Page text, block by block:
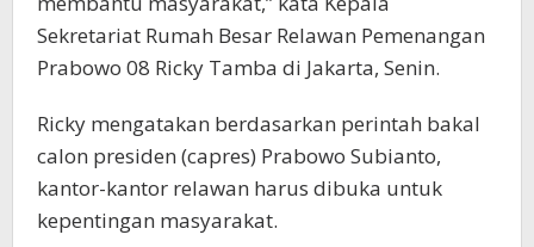
Sekretariat Rumah Besar Relawan Pemenangan
Prabowo 08 Ricky Tamba di Jakarta, Senin.
Ricky mengatakan berdasarkan perintah bakal
calon presiden (capres) Prabowo Subianto,
kantor-kantor relawan harus dibuka untuk
kepentingan masyarakat.